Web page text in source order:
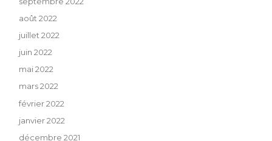
août 2022
juillet 2022
juin 2022
mai 2022
mars 2022
février 2022
janvier 2022
décembre 2021